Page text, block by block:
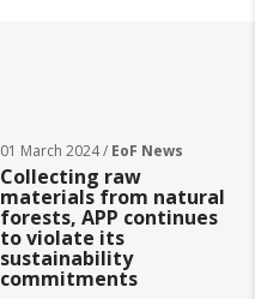
01 March 2024 / EoF News
Collecting raw
materials from natural
forests, APP continues
to violate its
sustainability
commitments